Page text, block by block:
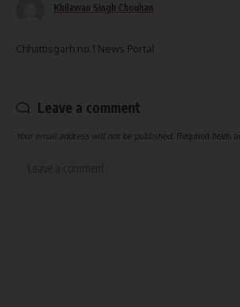
Khilawan Singh Chouhan
Chhattisgarh no.1 News Portal
Leave a comment
Your email address will not be published. Required fields